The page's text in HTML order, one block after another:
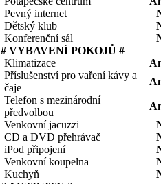
Pevný internet
Dětský klub
Konferenční sál
# VYBAVENÍ POKOJŮ #
Klimatizace
Příslušenství pro vaření kávy a
čaje
Telefon s mezinárodní
předvolbou
Venkovní jacuzzi
CD a DVD přehrávač
iPod připojení
Venkovní koupelna
Kuchyň